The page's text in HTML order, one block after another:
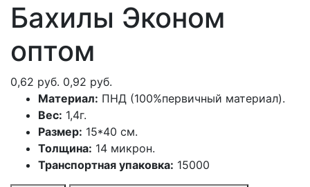
Бахилы Эконом
оптом
0,62 руб. 0,92 руб.
Материал: ПНД (100%первичный материал).
Вес: 1,4г.
Размер: 15*40 см.
Толщина: 14 микрон.
Транспортная упаковка: 15000